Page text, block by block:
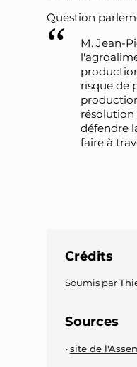
Question
M. Jean-
risque de
défendre
faire à
Crédits
Soumis par
Sources
site de